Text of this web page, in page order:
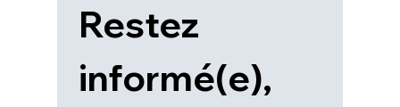
Restez
informé(e),